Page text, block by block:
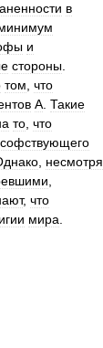
в
и
стороны
том что
А Такие
то что
несмотря
, что
мира